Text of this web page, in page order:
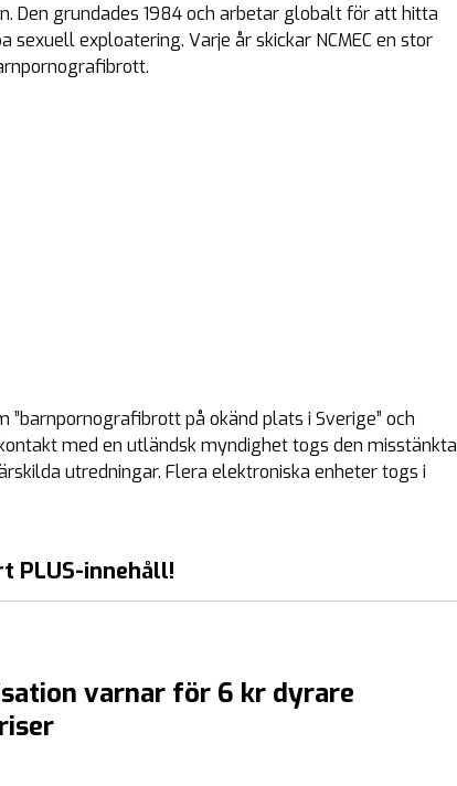
Den grundades 1984 och arbetar globalt för att hitta
exploatering. Varje år skickar NCMEC en stor
”barnpornografibrott på okänd plats i Sverige” och
med en utländsk myndighet togs den misstänkta
utredningar. Flera elektroniska enheter togs i
PLUS-innehåll!
varnar för 6 kr dyrare